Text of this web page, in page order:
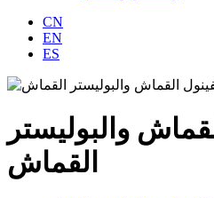
CN
EN
ES
والبوليستر
القماش